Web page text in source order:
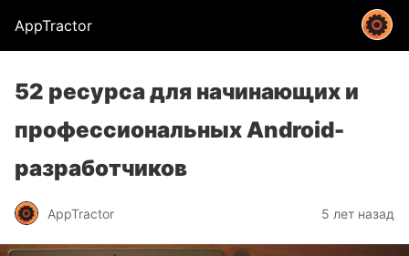
AppTractor
52 ресурса для начинающих и
профессиональных Android-
разработчиков
AppTractor 5 лет назад